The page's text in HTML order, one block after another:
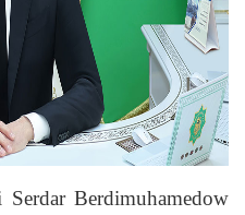
Berdimuhamedow